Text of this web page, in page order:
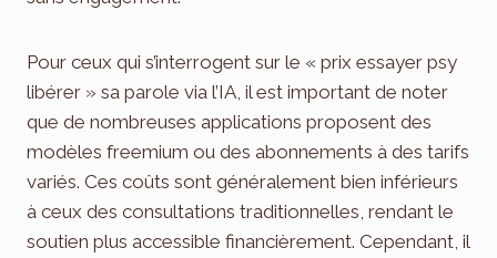
Pour ceux qui s’interrogent sur le « prix essayer psy
libérer » sa parole via l’IA, il est important de noter
que de nombreuses applications proposent des
modèles freemium ou des abonnements à des tarifs
variés. Ces coûts sont généralement bien inférieurs
à ceux des consultations traditionnelles, rendant le
soutien plus accessible financièrement. Cependant, il